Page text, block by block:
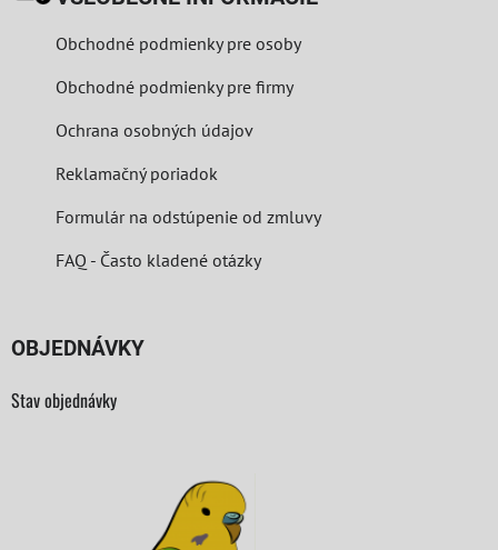
Obchodné podmienky pre osoby
Obchodné podmienky pre firmy
Ochrana osobných údajov
Reklamačný poriadok
Formulár na odstúpenie od zmluvy
FAQ - Často kladené otázky
OBJEDNÁVKY
Stav objednávky